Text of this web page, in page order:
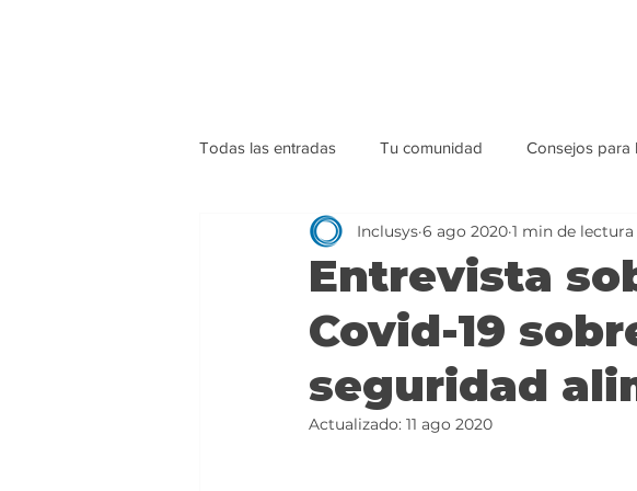
Todas las entradas Tu comunidad Consejos para
Entrevista
Covid-19
seguridad
Inclusys 6 ago 2020 1 min de lectura
Actualizado: 11 ago 2020